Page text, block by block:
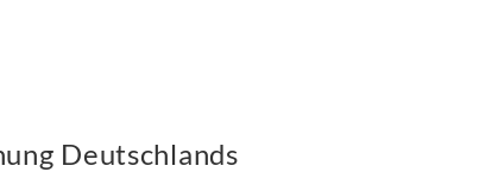
Deutschlands